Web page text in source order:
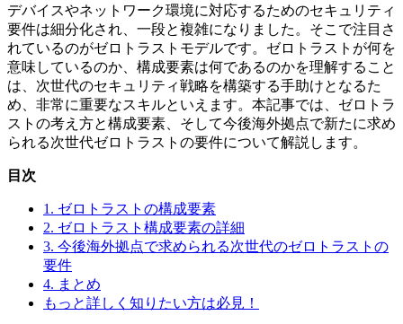
デバイスやネットワーク環境に対応するためのセキュリティ
要件は細分化され、一段と複雑になりました。そこで注目さ
れているのがゼロトラストモデルです。ゼロトラストが何を
意味しているのか、構成要素は何であるのかを理解すること
は、次世代のセキュリティ戦略を構築する手助けとなるた
め、非常に重要なスキルといえます。本記事では、ゼロトラ
ストの考え方と構成要素、そして今後海外拠点で新たに求め
られる次世代ゼロトラストの要件について解説します。
目次
1. ゼロトラストの構成要素
2. ゼロトラスト構成要素の詳細
3. 今後海外拠点で求められる次世代のゼロトラストの
要件
4. まとめ
もっと詳しく知りたい方は必見！